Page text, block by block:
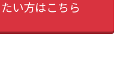
い方はこちら